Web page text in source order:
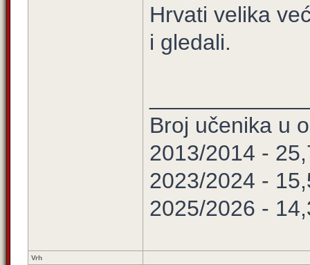
Hrvati velika
i gledali.
Broj učenika u
2013/2014 -
2023/2024 -
2025/2026 -
Vrh